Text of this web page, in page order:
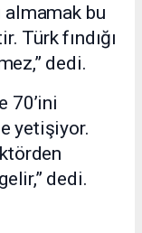
almamak bu
Türk fındığı
dedi.
70’ini
yetişiyor.
dedi.